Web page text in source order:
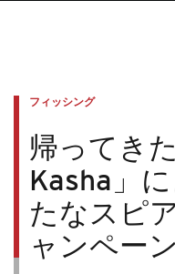
フィッシング
帰ってき
Kasha」
たなスピ
ャンペーン